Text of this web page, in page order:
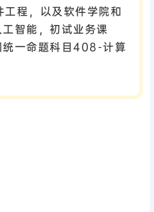
程，以及软件学院和
智能，初试业务课
统一命题科目408-计算